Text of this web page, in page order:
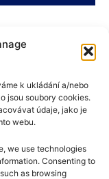
k ukládání a/nebo
jsou soubory cookies.
údaje, jako je
webu.
we use technologies
Consenting to
as browsing